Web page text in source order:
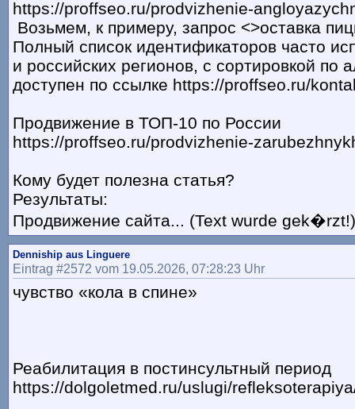
https://proffseo.ru/prodvizhenie-
Возьмем, к примеру, запрос <>оставка
Полный список идентификаторов часто
и российских регионов, с сортировкой по
доступен по ссылке https://proffseo.ru/
Продвижение в ТОП-10 по России
https://proffseo.ru/prodvizhenie-
Кому будет полезна статья?
Результаты:
Продвижение сайта... (Text wurde gek�rzt!)
Denniship aus Linguere
Eintrag #2572 vom 19.05.2026, 07:28:23 Uhr
чувство «кола в спине»
Реабилитация в постинсультный период
https://dolgoletmed.ru/uslugi/